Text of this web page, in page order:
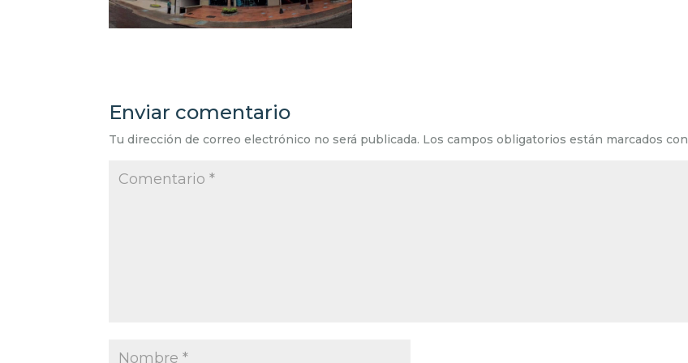
Enviar comentario
Tu dirección de correo electrónico no será publicada. Los campos obligatorios están marcados con